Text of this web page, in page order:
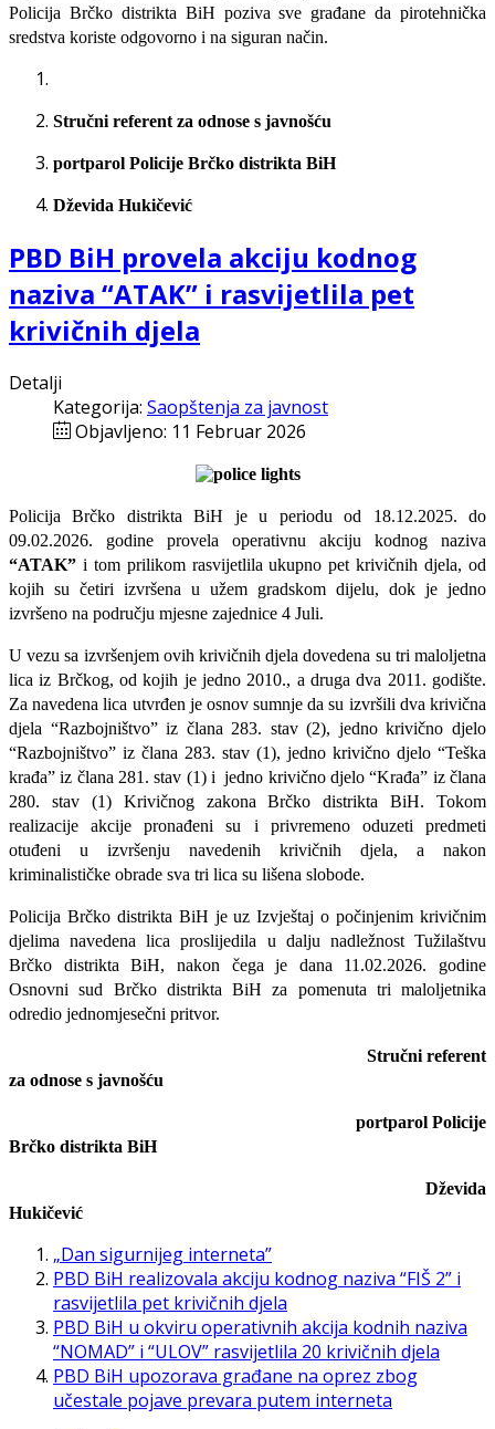
Policija Brčko distrikta BiH poziva sve građane da pirotehnička
sredstva koriste odgovorno i na siguran način.
Stručni referent za odnose s javnošću
portparol Policije Brčko distrikta BiH
Dževida Hukičević
PBD BiH provela akciju kodnog
naziva “ATAK” i rasvijetlila pet
krivičnih djela
Detalji
Kategorija: Saopštenja za javnost
Objavljeno: 11 Februar 2026
Policija Brčko distrikta BiH je u periodu od 18.12.2025. do
09.02.2026. godine provela operativnu akciju kodnog naziva
“ATAK” i tom prilikom rasvijetlila ukupno pet krivičnih djela, od
kojih su četiri izvršena u užem gradskom dijelu, dok je jedno
izvršeno na području mjesne zajednice 4 Juli.
U vezu sa izvršenjem ovih krivičnih djela dovedena su tri maloljetna
lica iz Brčkog, od kojih je jedno 2010., a druga dva 2011. godište.
Za navedena lica utvrđen je osnov sumnje da su izvršili dva krivična
djela “Razbojništvo” iz člana 283. stav (2), jedno krivično djelo
“Razbojništvo” iz člana 283. stav (1), jedno krivično djelo “Teška
krađa” iz člana 281. stav (1) i jedno krivično djelo “Krađa” iz člana
280. stav (1) Krivičnog zakona Brčko distrikta BiH. Tokom
realizacije akcije pronađeni su i privremeno oduzeti predmeti
otuđeni u izvršenju navedenih krivičnih djela, a nakon
kriminalističke obrade sva tri lica su lišena slobode.
Policija Brčko distrikta BiH je uz Izvještaj o počinjenim krivičnim
djelima navedena lica proslijedila u dalju nadležnost Tužilaštvu
Brčko distrikta BiH, nakon čega je dana 11.02.2026. godine
Osnovni sud Brčko distrikta BiH za pomenuta tri maloljetnika
odredio jednomjesečni pritvor.
Stručni referent
za odnose s javnošću
portparol Policije
Brčko distrikta BiH
Dževida
Hukičević
„Dan sigurnijeg interneta”
PBD BiH realizovala akciju kodnog naziva “FIŠ 2” i
rasvijetlila pet krivičnih djela
PBD BiH u okviru operativnih akcija kodnih naziva
“NOMAD” i “ULOV” rasvijetlila 20 krivičnih djela
PBD BiH upozorava građane na oprez zbog
učestale pojave prevara putem interneta